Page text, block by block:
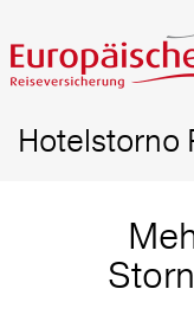
Hotelstorno